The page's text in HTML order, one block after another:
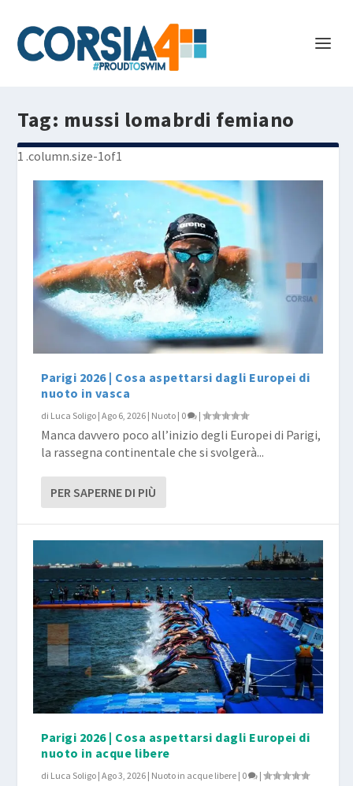
Tag: mussi lomabrdi femiano
Parigi 2026 | Cosa aspettarsi dagli Europei di
nuoto in vasca
di Luca Soligo |Ago 6, 2026 | Nuoto | 0 |
Manca davvero poco all’inizio degli Europei di Parigi,
la rassegna continentale che si svolgerà...
PER SAPERNE DI PIÙ
Parigi 2026 | Cosa aspettarsi dagli Europei di
nuoto in acque libere
di Luca Soligo |Ago 3, 2026 | Nuoto in acque libere | 0 |